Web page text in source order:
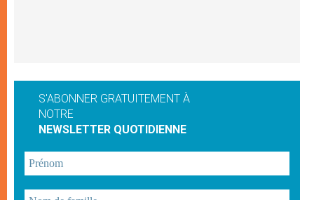
S'ABONNER GRATUITEMENT À
NOTRE
NEWSLETTER QUOTIDIENNE